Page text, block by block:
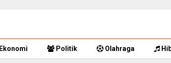
Ekonomi Politik Olahraga